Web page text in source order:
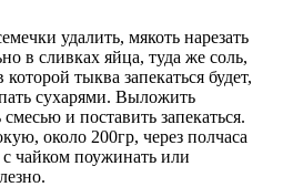
удалить, мякоть нарезать
в сливках яйца, туда же соль,
тыква запекаться будет,
сухарями. Выложить
и поставить запекаться.
около 200гр, через полчаса
с чайком поужинать или